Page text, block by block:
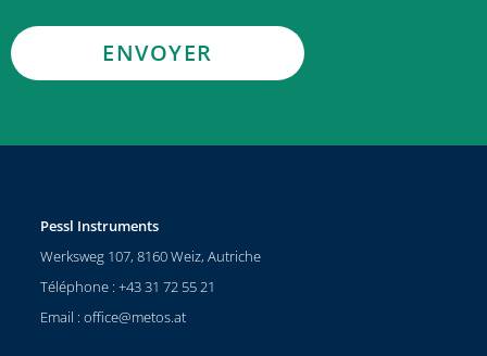
Pessl Instruments
Werksweg 107, 8160 Weiz, Autriche
Téléphone : +43 31 72 55 21
Email :office@metos.at